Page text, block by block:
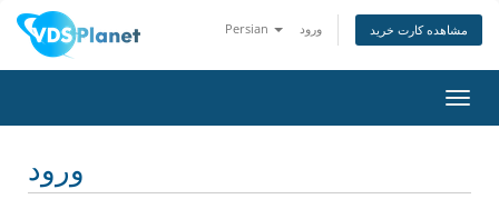
Persian ورود مشاهده کارت خرید
تغییر
ورود